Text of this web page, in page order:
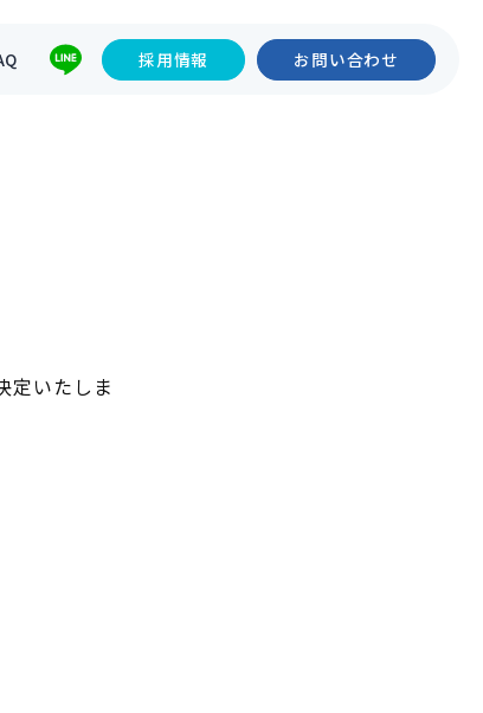
採用情報 お問い合わせ
定いたしま